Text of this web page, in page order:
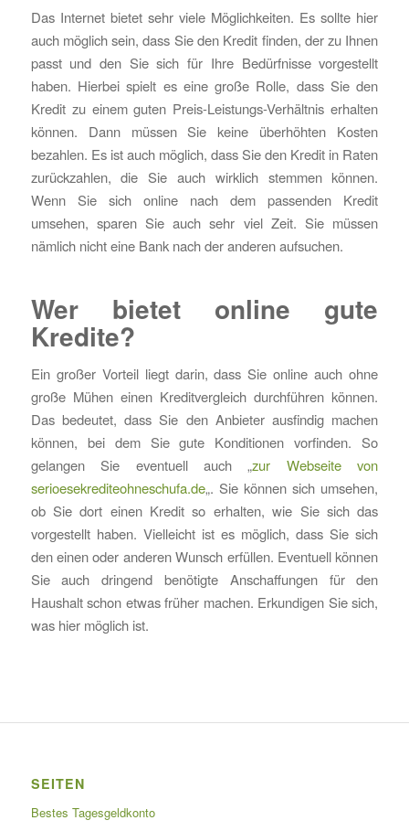
Das Internet bietet sehr viele Möglichkeiten. Es sollte hier
auch möglich sein, dass Sie den Kredit finden, der zu Ihnen
passt und den Sie sich für Ihre Bedürfnisse vorgestellt
haben. Hierbei spielt es eine große Rolle, dass Sie den
Kredit zu einem guten Preis-Leistungs-Verhältnis erhalten
können. Dann müssen Sie keine überhöhten Kosten
bezahlen. Es ist auch möglich, dass Sie den Kredit in Raten
zurückzahlen, die Sie auch wirklich stemmen können.
Wenn Sie sich online nach dem passenden Kredit
umsehen, sparen Sie auch sehr viel Zeit. Sie müssen
nämlich nicht eine Bank nach der anderen aufsuchen.
Wer bietet online gute
Kredite?
Ein großer Vorteil liegt darin, dass Sie online auch ohne
große Mühen einen Kreditvergleich durchführen können.
Das bedeutet, dass Sie den Anbieter ausfindig machen
können, bei dem Sie gute Konditionen vorfinden. So
gelangen Sie eventuell auch „zur Webseite von
serioesekrediteohneschufa.de„. Sie können sich umsehen,
ob Sie dort einen Kredit so erhalten, wie Sie sich das
vorgestellt haben. Vielleicht ist es möglich, dass Sie sich
den einen oder anderen Wunsch erfüllen. Eventuell können
Sie auch dringend benötigte Anschaffungen für den
Haushalt schon etwas früher machen. Erkundigen Sie sich,
was hier möglich ist.
SEITEN
Bestes Tagesgeldkonto